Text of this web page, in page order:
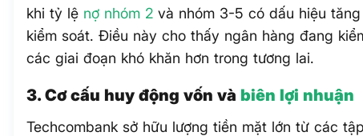
khi tỷ lệ nợ nhóm 2 và nhóm 3-5 có dấu hiệu
kiểm soát. Điều này cho thấy ngân hàng đang
các giai đoạn khó khăn hơn trong tương lai.
3. Cơ cấu huy động vốn và biên lợi nhuận
Techcombank sở hữu lượng tiền mặt lớn từ các